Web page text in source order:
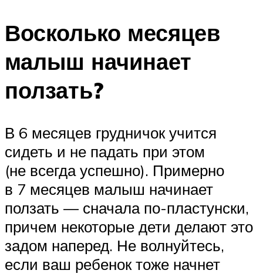
Восколько месяцев
малыш начинает
ползать?
В 6 месяцев грудничок учится
сидеть и не падать при этом
(не всегда успешно). Примерно
в 7 месяцев малыш начинает
ползать — сначала по-пластунски,
причем некоторые дети делают это
задом наперед. Не волнуйтесь,
если ваш ребенок тоже начнет